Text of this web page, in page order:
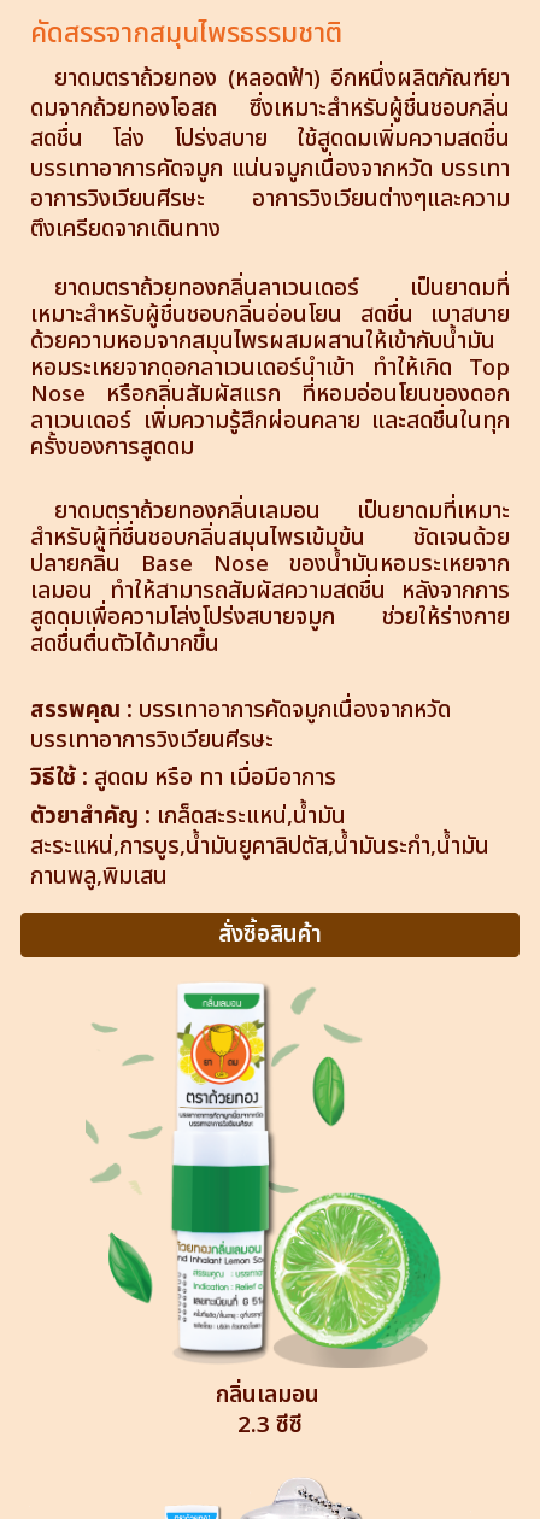
คัดสรรจากสมุนไพรธรรมชาติ
ยาดมตราถ้วยทอง (หลอดฟ้า) อีกหนึ่งผลิตภัณฑ์ยา
ดมจากถ้วยทองโอสถ ซึ่งเหมาะสำหรับผู้ชื่นชอบกลิ่น
สดชื่น โล่ง โปร่งสบาย ใช้สูดดมเพิ่มความสดชื่น
บรรเทาอาการคัดจมูก แน่นจมูกเนื่องจากหวัด บรรเทา
อาการวิงเวียนศีรษะ อาการวิงเวียนต่างๆและความ
ตึงเครียดจากเดินทาง
ยาดมตราถ้วยทองกลิ่นลาเวนเดอร์ เป็นยาดมที่
เหมาะสำหรับผู้ชื่นชอบกลิ่นอ่อนโยน สดชื่น เบาสบาย
ด้วยความหอมจากสมุนไพรผสมผสานให้เข้ากับน้ำมัน
หอมระเหยจากดอกลาเวนเดอร์นำเข้า ทำให้เกิด Top
Nose หรือกลิ่นสัมผัสแรก ที่หอมอ่อนโยนของดอก
ลาเวนเดอร์ เพิ่มความรู้สึกผ่อนคลาย และสดชื่นในทุก
ครั้งของการสูดดม
ยาดมตราถ้วยทองกลิ่นเลมอน เป็นยาดมที่เหมาะ
สำหรับผู้ที่ชื่นชอบกลิ่นสมุนไพรเข้มข้น ชัดเจนด้วย
ปลายกลิ่น Base Nose ของน้ำมันหอมระเหยจาก
เลมอน ทำให้สามารถสัมผัสความสดชื่น หลังจากการ
สูดดมเพื่อความโล่งโปร่งสบายจมูก ช่วยให้ร่างกาย
สดชื่นตื่นตัวได้มากขึ้น
สรรพคุณ : บรรเทาอาการคัดจมูกเนื่องจากหวัด
บรรเทาอาการวิงเวียนศีรษะ
วิธีใช้ : สูดดม หรือ ทา เมื่อมีอาการ
ตัวยาสำคัญ : เกล็ดสะระแหน่,น้ำมัน
สะระแหน่,การบูร,น้ำมันยูคาลิปตัส,น้ำมันระกำ,น้ำมัน
กานพลู,พิมเสน
สั่งซิ้อสินค้า
กลิ่นเลมอน
2.3 ซีซี